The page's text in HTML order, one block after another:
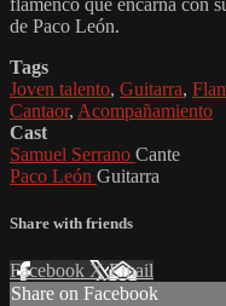
flamenco que encarna con
de Paco León.
Tags
Joven talento, Guitarra,
Cantaor, Acompañamiento
Cast
Samuel Serrano Cante
Paco León Guitarra
Share with friends
Facebook XEmail
Share on Facebook